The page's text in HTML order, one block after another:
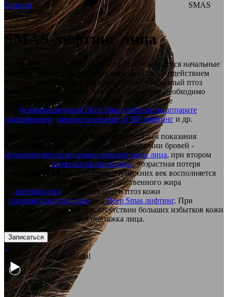
Главная
SMAS
лифтинг лица
SMAS лифтинг лица
Начиная с 30-35 летнего возраста прослеживаются начальные
проявления смещения тканей лица вниз под воздействием
их силы тяжести, так называемый гравитационный птоз
(опущение) тканей лица. На этой стадии уже необходимо
добавлять различные аппаратные методы, такие
безоперационный Deep Smas лифтинг на аппарате
ультраформер микроигольчатый 3д RF-лифтинг и др.
Но в некоторых случаях могут определяться показания
к отдельным видам операций: при опущении бровей -
эндоскопическая подтяжка верхней зоны лица, при втором
подбородке -липосакция овала лица, возрастная потеря
объема тканей в области бровей и нижних век восполняется
путем микро-пересадки своего собственного жира
липофилинга , дряблость шеи и птоз кожи
платизмопластика шеиилиDeep Smas лифтинг. При
опущении всего лица при отсутствии больших избытков кожи
выполняется невидимая подтяжка лица.
Записаться
@Sergey_sviridov_official